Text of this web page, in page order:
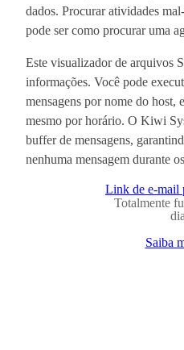
dados. Procurar atividades
pode ser como procurar uma
Este visualizador de arquivos
informações. Você pode
mensagens por nome do host,
mesmo por horário. O Kiwi
buffer de mensagens,
nenhuma mensagem durante
Link de e-mail
Totalmente
Saiba